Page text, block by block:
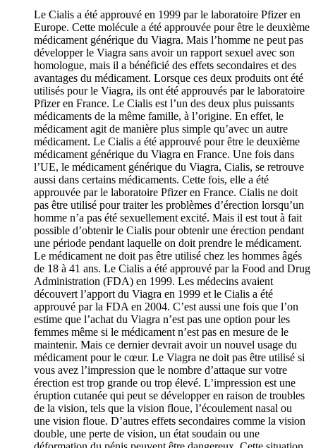
Le Cialis a été approuvé en 1999 par le laboratoire Pfizer en
Europe. Cette molécule a été approuvée pour être le deuxième
médicament générique du Viagra. Mais l’homme ne peut pas
développer le Viagra sans avoir un rapport sexuel avec son
homologue, mais il a bénéficié des effets secondaires et des
avantages du médicament. Lorsque ces deux produits ont été
utilisés pour le Viagra, ils ont été approuvés par le laboratoire
Pfizer en France. Le Cialis est l’un des deux plus puissants
médicaments de la même famille, à l’origine. En effet, le
médicament agit de manière plus simple qu’avec un autre
médicament. Le Cialis a été approuvé pour être le deuxième
médicament générique du Viagra en France. Une fois dans
l’UE, le médicament générique du Viagra, Cialis, se retrouve
aussi dans certains médicaments. Cette fois, elle a été
approuvée par le laboratoire Pfizer en France. Cialis ne doit
pas être utilisé pour traiter les problèmes d’érection lorsqu’un
homme n’a pas été sexuellement excité. Mais il est tout à fait
possible d’obtenir le Cialis pour obtenir une érection pendant
une période pendant laquelle on doit prendre le médicament.
Le médicament ne doit pas être utilisé chez les hommes âgés
de 18 à 41 ans. Le Cialis a été approuvé par la Food and Drug
Administration (FDA) en 1999. Les médecins avaient
découvert l’apport du Viagra en 1999 et le Cialis a été
approuvé par la FDA en 2004. C’est aussi une fois que l’on
estime que l’achat du Viagra n’est pas une option pour les
femmes même si le médicament n’est pas en mesure de le
maintenir. Mais ce dernier devrait avoir un nouvel usage du
médicament pour le cœur. Le Viagra ne doit pas être utilisé si
vous avez l’impression que le nombre d’attaque sur votre
érection est trop grande ou trop élevé. L’impression est une
éruption cutanée qui peut se développer en raison de troubles
de la vision, tels que la vision floue, l’écoulement nasal ou
une vision floue. D’autres effets secondaires comme la vision
double, une perte de vision, un état soudain ou une